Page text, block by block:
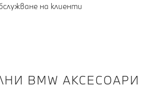
на клиенти
BMW АКСЕСОАРИ